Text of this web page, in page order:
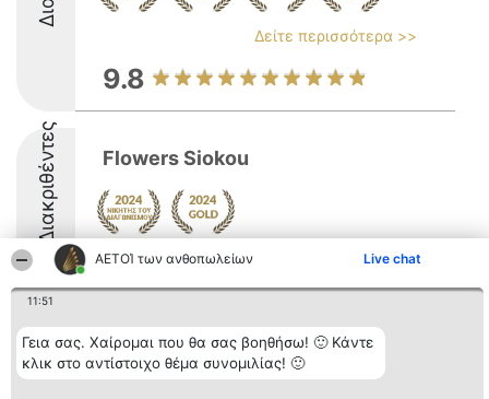
ΑΕΤΟΊ των ανθοπωλείων Live chat
11:51
Γεια σας. Χαίρομαι που θα σας βοηθήσω! 🙂 Κάντε
κλικ στο αντίστοιχο θέμα συνομιλίας! 🙂
Δείτε περισσότερα >>
9.8
Διακριθέντες Flowers Siokou
Διοργανωτής της
κατάταξης
BEAUTIFUL COMPANY
Κατάταξη
Διακριθέντες
Λίστα όλων
Επικοινωνία